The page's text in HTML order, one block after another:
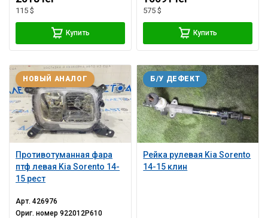
115 $
Купить
575 $
Купить
Противотуманная фара
птф левая Kia Sorento 14-
15 рест
НОВЫЙ АНАЛОГ
Арт.426976
Ориг. номер922012P610
Рейка рулевая Kia Sorento
14-15 клин
Б/У ДЕФЕКТ